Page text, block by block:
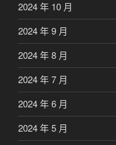
2024 年 10 月
2024 年 9 月
2024 年 8 月
2024 年 7 月
2024 年 6 月
2024 年 5 月